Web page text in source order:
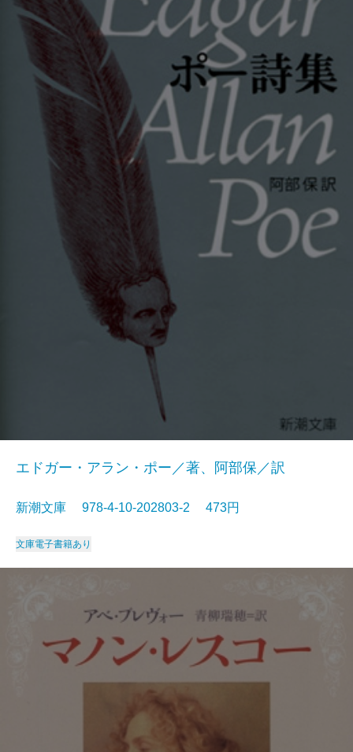
エドガー・アラン・ポー／著、阿部保／訳
新潮文庫 978-4-10-202803-2 473円
文庫電子書籍あり